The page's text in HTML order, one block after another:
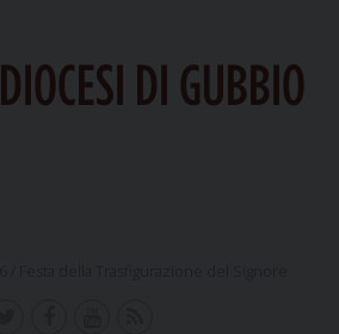
DIOCESI DI GUBBIO